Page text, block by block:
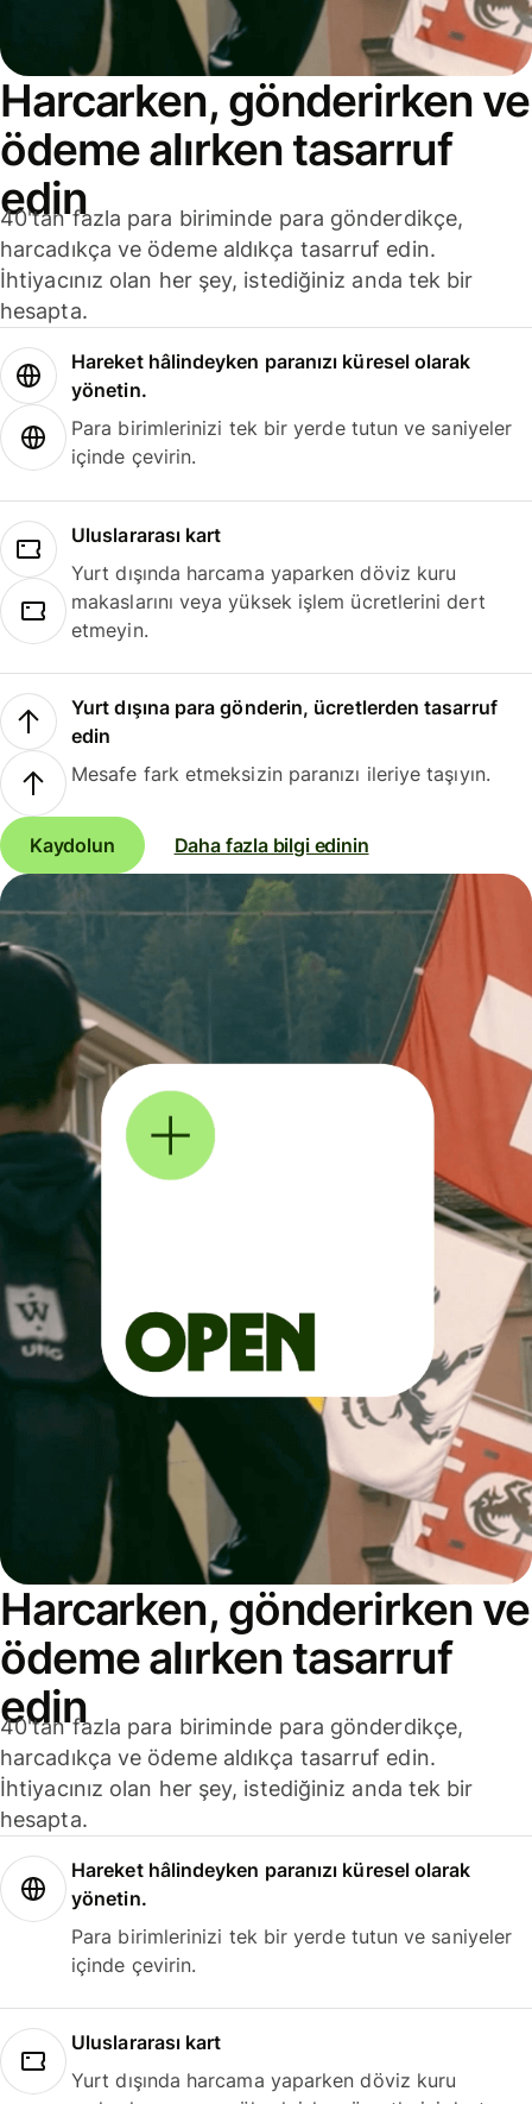
Harcarken, gönderirken ve
ödeme alırken tasarruf
edin
40'tan fazla para biriminde para gönderdikçe,
harcadıkça ve ödeme aldıkça tasarruf edin.
İhtiyacınız olan her şey, istediğiniz anda tek bir
hesapta.
Hareket hâlindeyken paranızı küresel olarak
yönetin.
Para birimlerinizi tek bir yerde tutun ve saniyeler
içinde çevirin.
Uluslararası kart
Yurt dışında harcama yaparken döviz kuru
makaslarını veya yüksek işlem ücretlerini dert
etmeyin.
Yurt dışına para gönderin, ücretlerden tasarruf
edin
Mesafe fark etmeksizin paranızı ileriye taşıyın.
Kaydolun Daha fazla bilgi edinin
Harcarken, gönderirken ve
ödeme alırken tasarruf
edin
40'tan fazla para biriminde para gönderdikçe,
harcadıkça ve ödeme aldıkça tasarruf edin.
İhtiyacınız olan her şey, istediğiniz anda tek bir
hesapta.
Hareket hâlindeyken paranızı küresel olarak
yönetin.
Para birimlerinizi tek bir yerde tutun ve saniyeler
içinde çevirin.
Uluslararası kart
Yurt dışında harcama yaparken döviz kuru